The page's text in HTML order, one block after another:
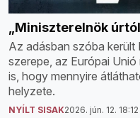
„Miniszterelnök
Az adásban szóba került
szerepe, az Európai
is, hogy mennyire
helyzete.
NYÍLT SISAK2026. jún. 12. 18:12